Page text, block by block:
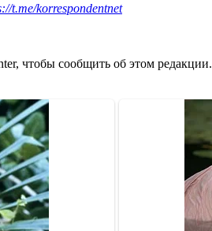
t.me/korrespondentnet
чтобы сообщить об этом редакции.